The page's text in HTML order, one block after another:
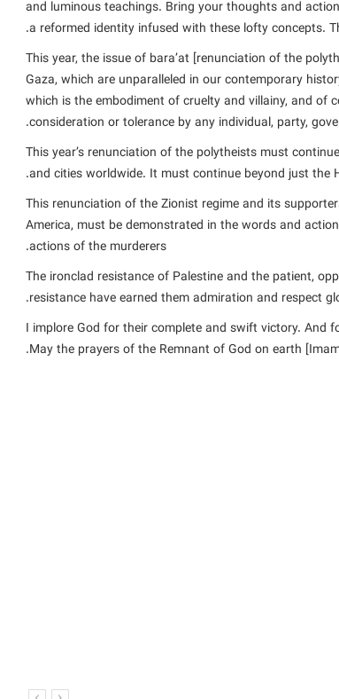
and luminous teachings. Bring your thoughts and
a reformed identity infused with these lofty concepts.
This year, the issue of bara’at [renunciation of the
Gaza, which are unparalleled in our contemporary
which is the embodiment of cruelty and villainy, and of
consideration or tolerance by any individual, party,
This year’s renunciation of the polytheists must
and cities worldwide. It must continue beyond just the
This renunciation of the Zionist regime and its
America, must be demonstrated in the words and
actions of the murderers.
The ironclad resistance of Palestine and the patient,
resistance have earned them admiration and respect
I implore God for their complete and swift victory. And
May the prayers of the Remnant of God on earth